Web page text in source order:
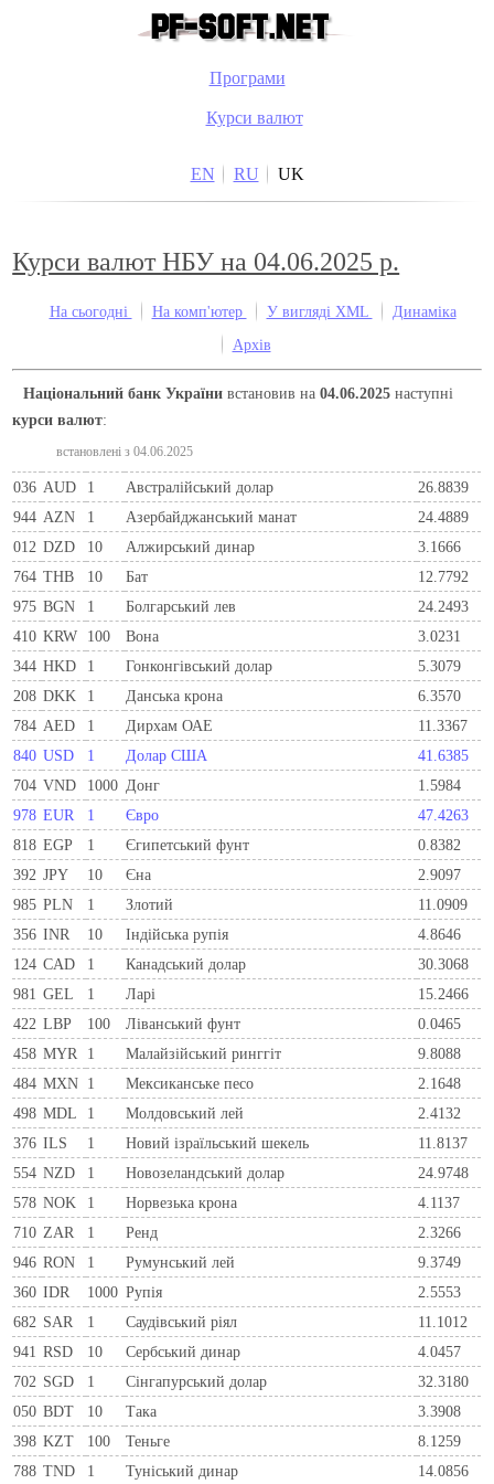
Програми
Курси валют
EN RU UK
Курси валют НБУ на 04.06.2025 р.
На сьогодні На комп'ютер У вигляді XML
Динаміка
Архів
Національний банк України встановив на04.06.2025 наступні
курси валют:
встановлені з 04.06.2025
036 AUD 1 Австралійський долар
26.8839
944 AZN 1 Азербайджанський манат
24.4889
012 DZD 10 Алжирський динар
3.1666
764 THB 10 Бат
12.7792
975 BGN 1 Болгарський лев
24.2493
410 KRW 100 Вона
3.0231
344 HKD 1 Гонконгівський долар
5.3079
208 DKK 1 Данська крона
6.3570
784 AED 1 Дирхам ОАЕ
11.3367
840 USD 1 Долар США
41.6385
704 VND 1000 Донг
1.5984
978 EUR 1 Євро
47.4263
818 EGP 1 Єгипетський фунт
0.8382
392 JPY 10 Єна
2.9097
985 PLN 1 Злотий
11.0909
356 INR 10 Індійська рупія
4.8646
124 CAD 1 Канадський долар
30.3068
981 GEL 1 Ларi
15.2466
422 LBP 100 Ліванський фунт
0.0465
458 MYR 1 Малайзійський ринггіт
9.8088
484 MXN 1 Мексиканське песо
2.1648
498 MDL 1 Молдовський лей
2.4132
376 ILS 1 Новий ізраїльський шекель
11.8137
554 NZD 1 Новозеландський долар
24.9748
578 NOK 1 Норвезька крона
4.1137
710 ZAR 1 Ренд
2.3266
946 RON 1 Румунський лей
9.3749
360 IDR 1000 Рупія
2.5553
682 SAR 1 Саудівський ріял
11.1012
941 RSD 10 Сербський динар
4.0457
702 SGD 1 Сінгапурський долар
32.3180
050 BDT 10 Така
3.3908
398 KZT 100 Теньге
8.1259
788 TND 1 Туніський динар 14.0856